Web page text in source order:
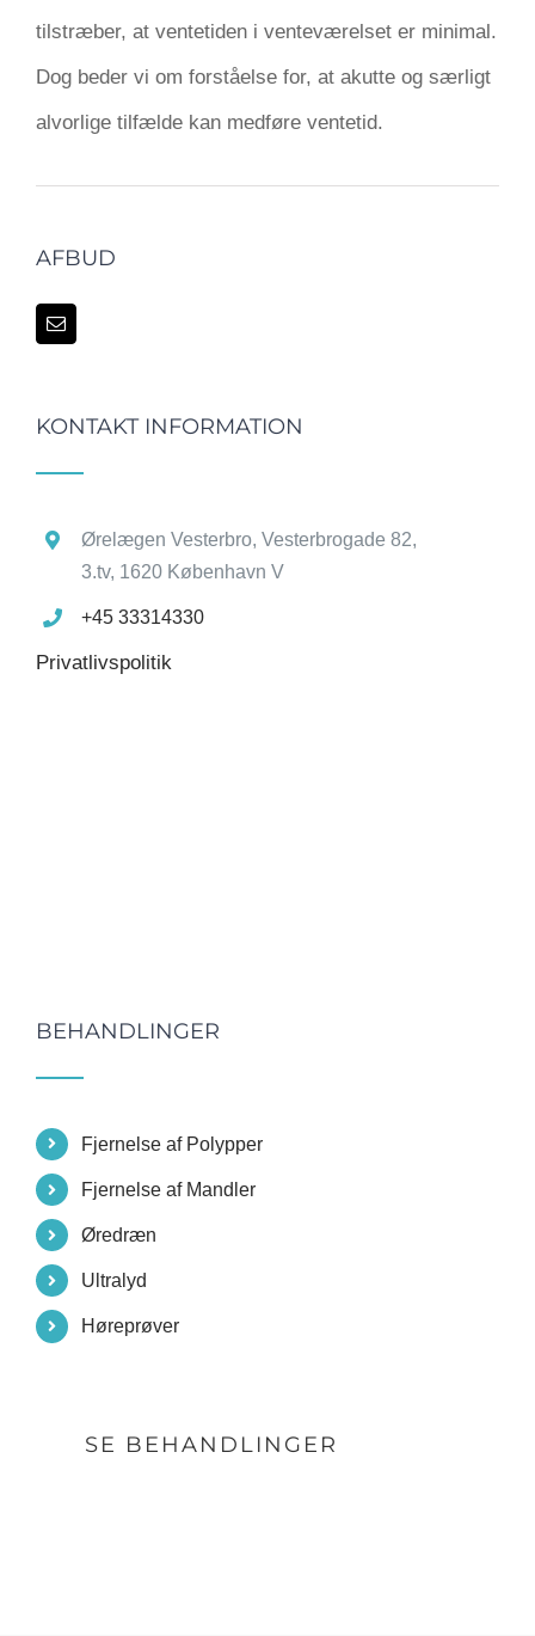
tilstræber, at ventetiden i venteværelset er minimal.
Dog beder vi om forståelse for, at akutte og særligt
alvorlige tilfælde kan medføre ventetid.
AFBUD
KONTAKT INFORMATION
Ørelægen Vesterbro, Vesterbrogade 82,
3.tv, 1620 København V
+45 33314330
Privatlivspolitik
BEHANDLINGER
Fjernelse af Polypper
Fjernelse af Mandler
Øredræn
Ultralyd
Høreprøver
SE BEHANDLINGER